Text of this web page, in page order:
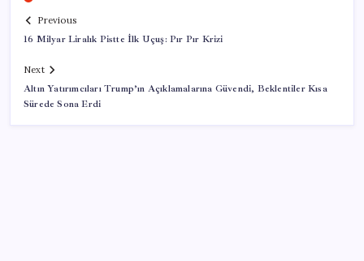
Previous
16 Milyar Liralık Pistte İlk Uçuş: Pır Pır Krizi
Next
Altın Yatırımcıları Trump’ın Açıklamalarına Güvendi, Beklentiler Kısa
Sürede Sona Erdi